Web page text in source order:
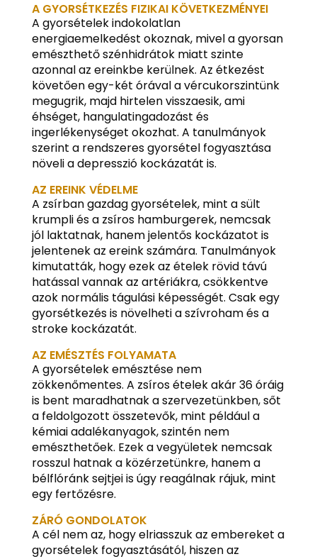
A GYORSÉTKEZÉS FIZIKAI KÖVETKEZMÉNYEI
A gyorsételek indokolatlan
energiaemelkedést okoznak, mivel a gyorsan
emészthető szénhidrátok miatt szinte
azonnal az ereinkbe kerülnek. Az étkezést
követően egy-két órával a vércukorszintünk
megugrik, majd hirtelen visszaesik, ami
éhséget, hangulatingadozást és
ingerlékenységet okozhat. A tanulmányok
szerint a rendszeres gyorsétel fogyasztása
növeli a depresszió kockázatát is.
AZ EREINK VÉDELME
A zsírban gazdag gyorsételek, mint a sült
krumpli és a zsíros hamburgerek, nemcsak
jól laktatnak, hanem jelentős kockázatot is
jelentenek az ereink számára. Tanulmányok
kimutatták, hogy ezek az ételek rövid távú
hatással vannak az artériákra, csökkentve
azok normális tágulási képességét. Csak egy
gyorsétkezés is növelheti a szívroham és a
stroke kockázatát.
AZ EMÉSZTÉS FOLYAMATA
A gyorsételek emésztése nem
zökkenőmentes. A zsíros ételek akár 36 óráig
is bent maradhatnak a szervezetünkben, sőt
a feldolgozott összetevők, mint például a
kémiai adalékanyagok, szintén nem
emészthetőek. Ezek a vegyületek nemcsak
rosszul hatnak a közérzetünkre, hanem a
bélflóránk sejtjei is úgy reagálnak rájuk, mint
egy fertőzésre.
ZÁRÓ GONDOLATOK
A cél nem az, hogy elriasszuk az embereket a
gyorsételek fogyasztásától, hiszen az